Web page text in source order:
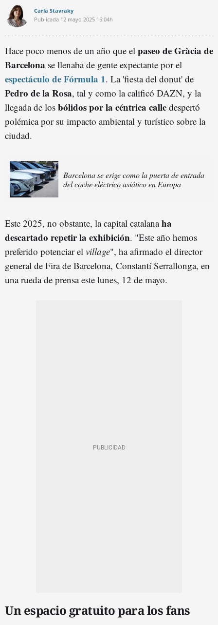
Carla Stavraky
Publicada 12 mayo 2025 15:04h
Hace poco menos de un año que el paseo de Gràcia de
Barcelona se llenaba de gente expectante por el
espectáculo de Fórmula 1. La 'fiesta del donut' de
Pedro de la Rosa, tal y como la calificó DAZN, y la
llegada de los bólidos por la céntrica calle despertó
polémica por su impacto ambiental y turístico sobre la
ciudad.
Barcelona se erige como la puerta de entrada
del coche eléctrico asiático en Europa
Este 2025, no obstante, la capital catalanaha
descartado repetir la exhibición. "Este año hemos
preferido potenciar el village", ha afirmado el director
general de Fira de Barcelona, Constantí Serrallonga, en
una rueda de prensa este lunes, 12 de mayo.
Un espacio gratuito para los fans